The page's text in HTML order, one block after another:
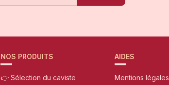
NOS PRODUITS
👉 Sélection du caviste
AIDES
Mentions légales